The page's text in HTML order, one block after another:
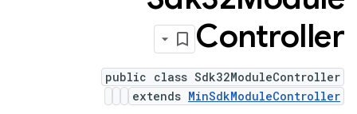
Controller
public class Sdk32ModuleController
extends MinSdkModuleController